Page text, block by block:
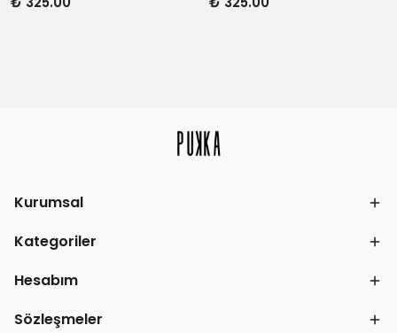
Kurumsal
Kategoriler
Hesabım
Sözleşmeler